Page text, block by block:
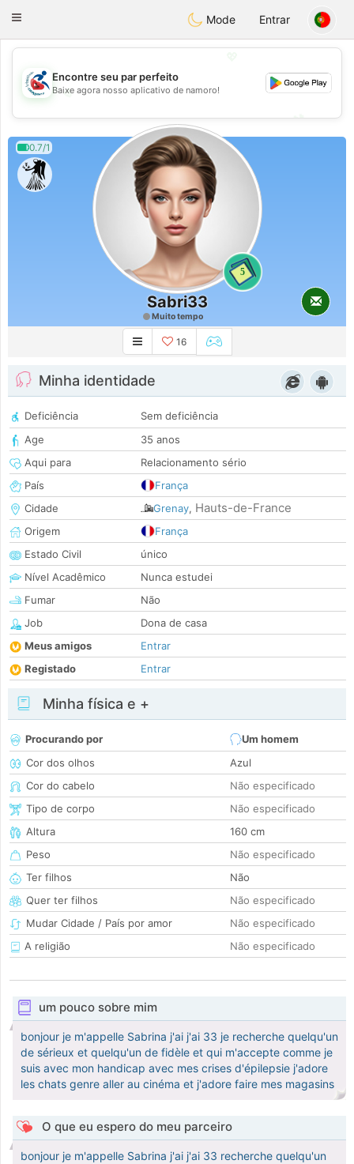
Handi Space
Toggle
Mode Entrar
💖
💕
💕
Encontre seu par perfeito
Baixe agora nosso aplicativo de namoro!
0.7/1
5
Sabri33
Muito tempo
16
Minha identidade
Deficiência
Sem deficiência
Age
35 anos
Aqui para
Relacionamento sério
País
França
Cidade
Grenay, Hauts-de-France
Origem
França
Estado Civil
único
Nível Acadêmico
Nunca estudei
Fumar
Não
Job
Dona de casa
Meus amigos
Entrar
Registado
Entrar
Minha física e +
Procurando por
Um homem
Cor dos olhos
Azul
Cor do cabelo
Não especificado
Tipo de corpo
Não especificado
Altura
160 cm
Peso
Não especificado
Ter filhos
Não
Quer ter filhos
Não especificado
Mudar Cidade / País por amor
Não especificado
A religião
Não especificado
um pouco sobre mim
bonjour je m'appelle Sabrina j'ai j'ai 33 je recherche quelqu'un
de sérieux et quelqu'un de fidèle et qui m'accepte comme je
suis avec mon handicap avec mes crises d'épilepsie j'adore
les chats genre aller au cinéma et j'adore faire mes magasins
O que eu espero do meu parceiro
bonjour je m'appelle Sabrina j'ai j'ai 33 recherche quelqu'un